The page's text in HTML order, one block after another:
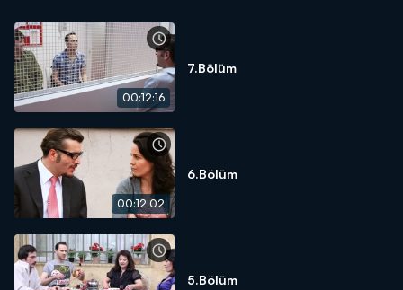
00:12:16
7.Bölüm
00:12:02
6.Bölüm
5.Bölüm